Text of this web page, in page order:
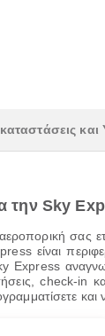
και
την Sky
σας
είναι
Express
check-in
και